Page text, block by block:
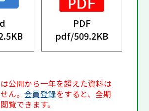
PDF
pdf/509.2KB
公開から一年を超えた資料は
ん。会員登録をすると、全期
覧できます。